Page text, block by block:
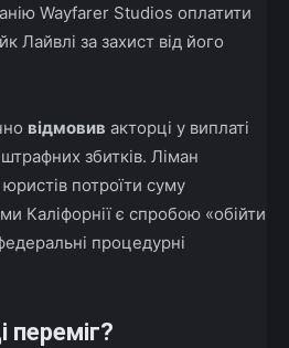
Wayfarer Studios оплатити
Лайвлі за захист від його
відмовив акторці у виплаті
збитків. Ліман
потроїти суму
Каліфорнії є спробою «обійти
процедурні
переміг?